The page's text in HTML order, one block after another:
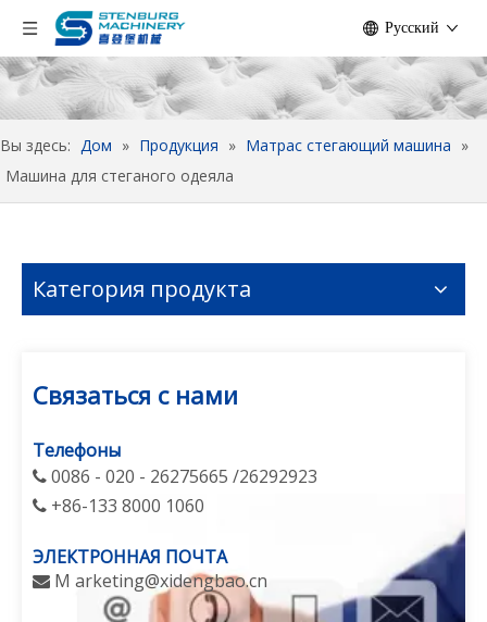
Pусский
Вы здесь: Дом » Продукция » Матрас стегающий машина »
Машина для стеганого одеяла
Категория продукта
Связаться с нами
Телефоны
 0086 - 020 - 26275665 /26292923
 +86-133 8000 1060
ЭЛЕКТРОННАЯ ПОЧТА
 M arketing@xidengbao.cn